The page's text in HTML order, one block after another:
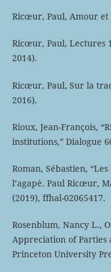
Ricœur, Paul, Amour et
Ricœur, Paul, Lectures
2014).
Ricœur, Paul, Sur la
2016).
Rioux, Jean-François,
institutions,” Dialogue
Roman, Sébastien,
l’agapè. Paul Ricœur,
(2019), ffhal-02065417.
Rosenblum, Nancy L.,
Appreciation of Parties
Princeton University